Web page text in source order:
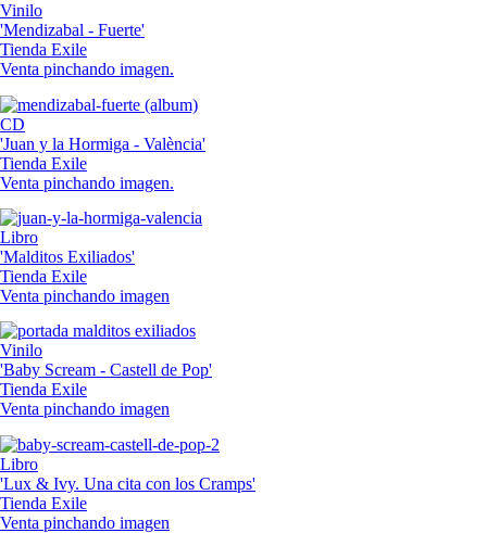
Vinilo
'Mendizabal - Fuerte'
Tienda Exile
Venta pinchando imagen.
CD
'Juan y la Hormiga - València'
Tienda Exile
Venta pinchando imagen.
Libro
'Malditos Exiliados'
Tienda Exile
Venta pinchando imagen
Vinilo
'Baby Scream - Castell de Pop'
Tienda Exile
Venta pinchando imagen
Libro
'Lux & Ivy. Una cita con los Cramps'
Tienda Exile
Venta pinchando imagen